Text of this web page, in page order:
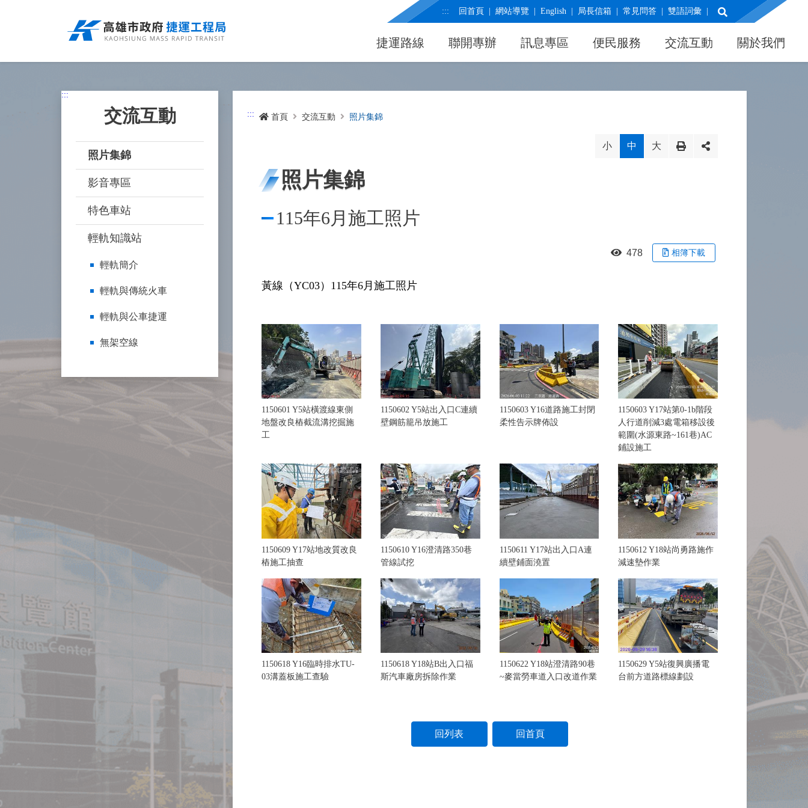
::: 回首頁 網站導覽 English 局長信箱 常見問答 雙語詞彙 展開搜尋
捷運路線 聯開專辦 訊息專區 便民服務 交流互動 關於我們
:::
交流互動
照片集錦
影音專區
特色車站
輕軌知識站
輕軌簡介
輕軌與傳統火車
輕軌與公車捷運
無架空線
::: 首頁 交流互動 照片集錦
小 中 大
照片集錦
115年6月施工照片
478 相簿下載
黃線（YC03）115年6月施工照片
1150601 Y5站橫渡線東側
地盤改良樁截流溝挖掘施
工
1150602 Y5站出入口C連續
壁鋼筋籠吊放施工
1150603 Y16道路施工封閉
柔性告示牌佈設
1150603 Y17站第0-1b階段
人行道削減3處電箱移設後
範圍(水源東路~161巷)AC
鋪設施工
1150609 Y17站地改質改良
樁施工抽查
1150610 Y16澄清路350巷
管線試挖
1150611 Y17站出入口A連
續壁鋪面澆置
1150612 Y18站尚勇路施作
減速墊作業
1150618 Y16臨時排水TU-
03溝蓋板施工查驗
1150618 Y18站B出入口福
斯汽車廠房拆除作業
1150622 Y18站澄清路90巷
~麥當勞車道入口改道作業
1150629 Y5站復興廣播電
台前方道路標線劃設
回列表 回首頁